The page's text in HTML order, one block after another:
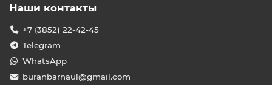
Промышленные мобильные кондиционеры
установки, обладающие высокой
холодопроизводительностью (от 5 до 15 кВт и более) и
способностью эффективно работать в агрессивных
условиях — при пыли, высокой температуре или
повышенной влажности. Их основная сфера
Наши контакты
+7 (3852) 22-42-45
Telegram
WhatsApp
buranbarnaul@gmail.com